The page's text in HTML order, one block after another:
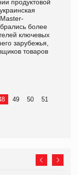
продуктовой
более
ключевых
зарубежья,
товаров
49 50
51